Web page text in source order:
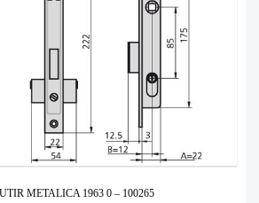
METALICA 1963 0 – 100265